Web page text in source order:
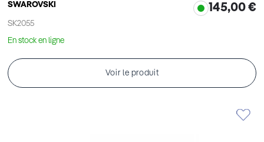
SWAROVSKI
SK2055
145,00 €
En stock en ligne
Voir le produit